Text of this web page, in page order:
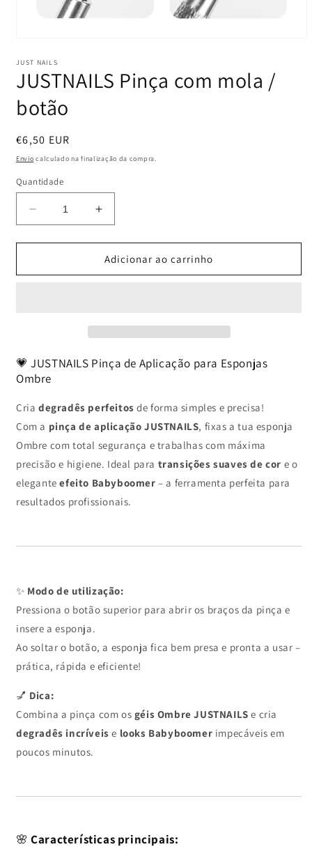
multimédia
em
JUST NAILS
JUSTNAILS Pinça com mola /
botão
Preço
normal
€6,50 EUR
Envio calculado na finalização da compra.
Quantidade
Diminuir
a
quantidade
JUSTNAILS
Aumentar
a
quantidade
de
JUSTNAILS
Adicionar ao carrinho
💗 JUSTNAILS Pinça de Aplicação para Esponjas
Ombre
Cria degradês perfeitos de forma simples e precisa!
Com a pinça de aplicação JUSTNAILS, fixas a tua esponja
Ombre com total segurança e trabalhas com máxima
precisão e higiene. Ideal para transições suaves de cor e o
eleganteefeito Babyboomer – a ferramenta perfeita para
resultados profissionais.
✨ Modo de utilização:
Pressiona o botão superior para abrir os braços da pinça e
insere a esponja.
Ao soltar o botão, a esponja fica bem presa e pronta a usar –
prática, rápida e eficiente!
💅 Dica:
Combina a pinça com os géis Ombre JUSTNAILS e cria
degradês incríveis e looks Babyboomer impecáveis em
poucos minutos.
🌸Características principais: